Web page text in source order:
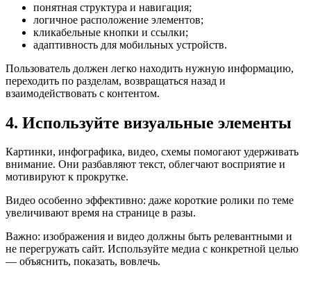
понятная структура и навигация;
логичное расположение элементов;
кликабельные кнопки и ссылки;
адаптивность для мобильных устройств.
Пользователь должен легко находить нужную информацию,
переходить по разделам, возвращаться назад и
взаимодействовать с контентом.
4. Используйте визуальные элементы
Картинки, инфографика, видео, схемы помогают удерживать
внимание. Они разбавляют текст, облегчают восприятие и
мотивируют к прокрутке.
Видео особенно эффективно: даже короткие ролики по теме
увеличивают время на странице в разы.
Важно: изображения и видео должны быть релевантными и
не перегружать сайт. Используйте медиа с конкретной целью
— объяснить, показать, вовлечь.